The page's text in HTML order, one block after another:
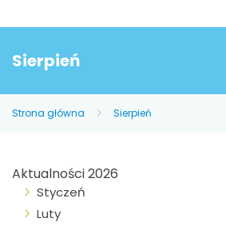
Sierpień
Strona główna Sierpień
Aktualności 2026
Styczeń
Luty